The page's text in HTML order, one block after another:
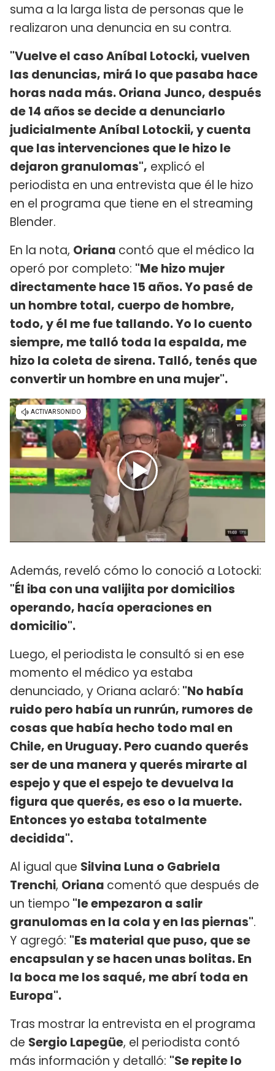
suma a la larga lista de personas que le
realizaron una denuncia en su contra.
"Vuelve el caso Aníbal Lotocki, vuelven
las denuncias, mirá lo que pasaba hace
horas nada más. Oriana Junco, después
de 14 años se decide a denunciarlo
judicialmente Aníbal Lotockii, y cuenta
que las intervenciones que le hizo le
dejaron granulomas", explicó el
periodista en una entrevista que él le hizo
en el programa que tiene en el streaming
Blender.
En la nota, Oriana contó que el médico la
operó por completo: "Me hizo mujer
directamente hace 15 años. Yo pasé de
un hombre total, cuerpo de hombre,
todo, y él me fue tallando. Yo lo cuento
siempre, me talló toda la espalda, me
hizo la coleta de sirena. Talló, tenés que
convertir un hombre en una mujer".
Además, reveló cómo lo conoció a Lotocki:
"Él iba con una valijita por domicilios
operando, hacía operaciones en
domicilio".
Luego, el periodista le consultó si en ese
momento el médico ya estaba
denunciado, y Oriana aclaró: "No había
ruido pero había un runrún, rumores de
cosas que había hecho todo mal en
Chile, en Uruguay. Pero cuando querés
ser de una manera y querés mirarte al
espejo y que el espejo te devuelva la
figura que querés, es eso o la muerte.
Entonces yo estaba totalmente
decidida".
Al igual que Silvina Luna o Gabriela
Trenchi, Oriana comentó que después de
un tiempo "le empezaron a salir
granulomas en la cola y en las piernas".
Y agregó: "Es material que puso, que se
encapsulan y se hacen unas bolitas. En
la boca me los saqué, me abrí toda en
Europa".
Tras mostrar la entrevista en el programa
de Sergio Lapegüe, el periodista contó
más información y detalló: "Se repite lo